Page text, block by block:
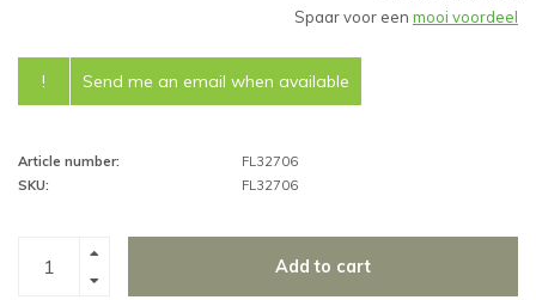
Spaar voor een mooi voordeel
! Send me an email when available
Article number:
FL32706
SKU:
FL32706
Add to cart